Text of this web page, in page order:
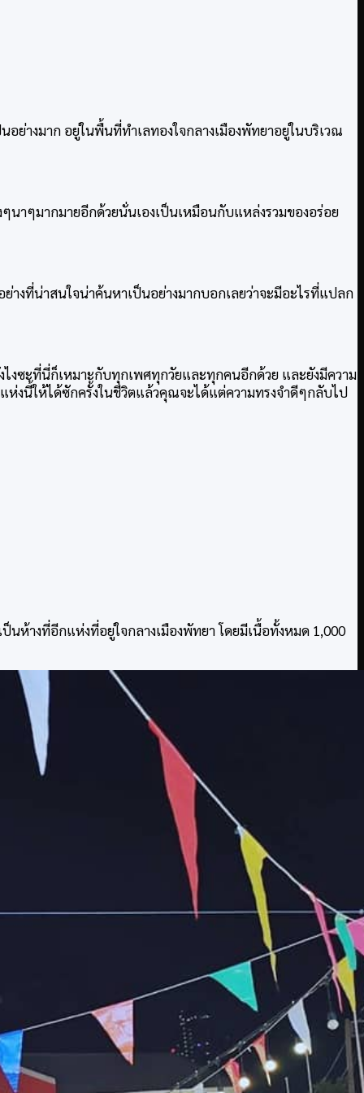
ย่างมาก อยู่ในพื้นที่ทำเลทองใจกลางเมืองพัทยาอยู่ในบริเวณ
นาๆมากมายอีกด้วยนั่นเองเป็นเหมือนกับแหล่งรวมของอร่อย
งที่น่าสนใจน่าค้นหาเป็นอย่างมากบอกเลยว่าจะมีอะไรที่แปลก
งซะที่นี่ก็เหมาะกับทุกเพศทุกวัยและทุกคนอีกด้วย และยังมีความ
ห่งนี้ให้ได้ซักครั้งในชีวิตแล้วคุณจะได้แต่ความทรงจำดีๆกลับไป
นห้างที่อีกแห่งที่อยู่ใจกลางเมืองพัทยา โดยมีเนื้อทั้งหมด 1,000